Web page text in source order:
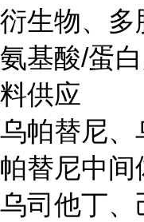
衍生物、多
氨基酸/蛋
料供应
乌帕替尼、
帕替尼中间
乌司他丁、